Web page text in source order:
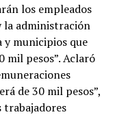
los empleados
la administración
municipios que
mil pesos”. Aclaró
de 30 mil pesos”,
trabajadores